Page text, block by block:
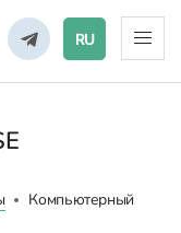
RU
Компьютерный